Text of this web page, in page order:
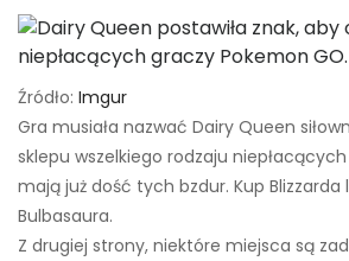
Źródło: Imgur
Gra musiała nazwać Dairy Queen
sklepu wszelkiego rodzaju
mają już dość tych bzdur. Kup Blizzarda
Bulbasaura.
Z drugiej strony, niektóre miejsca są